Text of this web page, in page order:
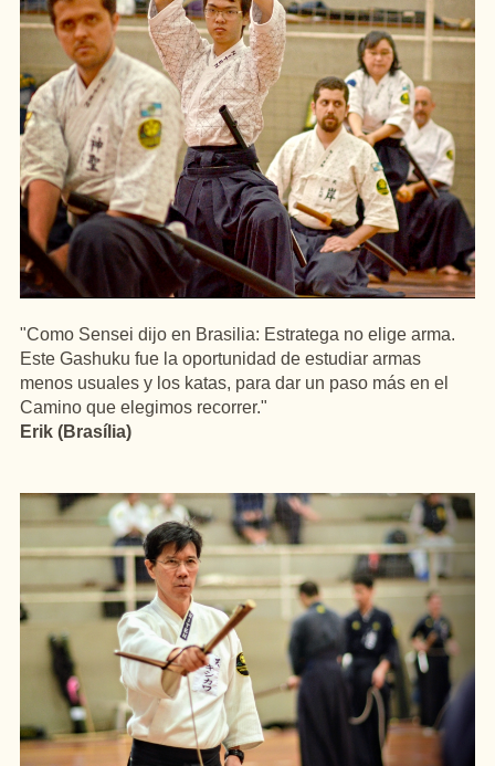
"Como Sensei dijo en Brasilia: Estratega no elige arma.
Este Gashuku fue la oportunidad de estudiar armas
menos usuales y los katas, para dar un paso más en el
Camino que elegimos recorrer."
Erik (Brasília)